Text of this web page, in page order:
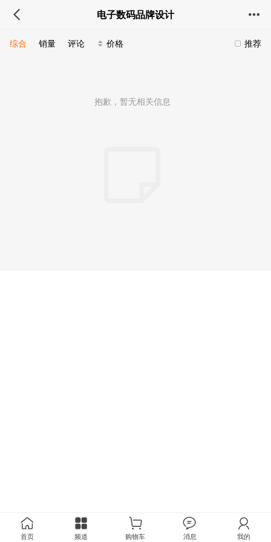
电子数码品牌设计
推荐
综合 销量 评论 价格
抱歉，暂无相关信息
首页 频道 购物车 消息 我的